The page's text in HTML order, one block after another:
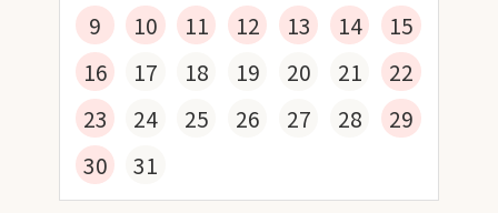
9
10 11 12 13 14
15
16
17 18 19 20 21
22
23
24 25 26 27 28
29
30
31